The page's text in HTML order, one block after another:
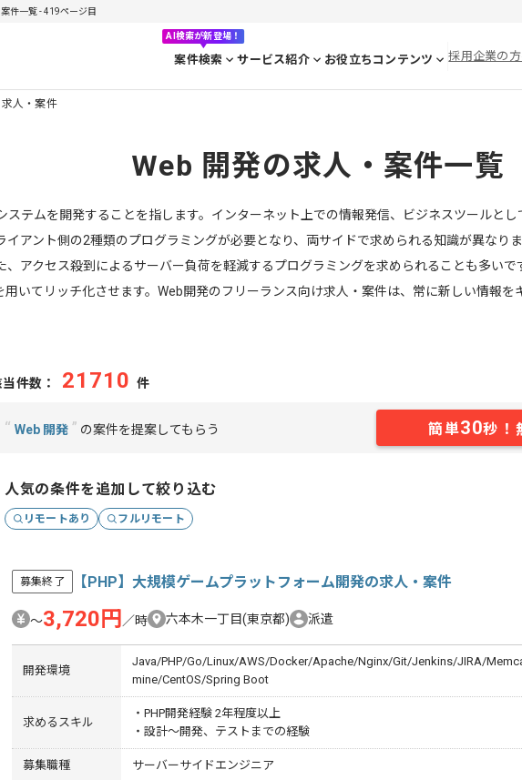
件一覧 - 419ページ目
AI検索が新登場！
案件検索 サービス紹介 お役立ちコンテンツ 採用企業の
人・案件
Web 開発の求人・案件一覧
ステムを開発することを指します。インターネット上での情報発信、ビジネスツールと
イアント側の2種類のプログラミングが必要となり、両サイドで求められる知識が異なり
、アクセス殺到によるサーバー負荷を軽減するプログラミングを求められることも多い
いてリッチ化させます。Web開発のフリーランス向け求人・案件は、常に新しい情報
件数： 21710 件
“ Web 開発 ” の案件を提案してもらう 簡単30秒！
人気の条件を追加して絞り込む
リモートあり フルリモート
募集終了 【PHP】大規模ゲームプラットフォーム開発の求人・案件
〜3,720円 ／時 六本木一丁目(東京都) 派遣
開発環境
Java/PHP/Go/Linux/AWS/Docker/Apache/Nginx/Git/Jenkins/JIRA/
mine/CentOS/Spring Boot
求めるスキル
・PHP開発経験 2年程度以上
・設計～開発、テストまでの経験
募集職種 サーバーサイドエンジニア